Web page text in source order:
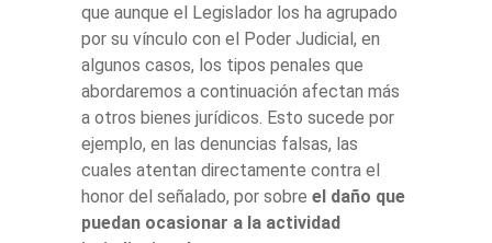
que aunque el Legislador los ha agrupado
por su vínculo con el Poder Judicial, en
algunos casos, los tipos penales que
abordaremos a continuación afectan más
a otros bienes jurídicos. Esto sucede por
ejemplo, en las denuncias falsas, las
cuales atentan directamente contra el
honor del señalado, por sobre el daño que
puedan ocasionar a la actividad